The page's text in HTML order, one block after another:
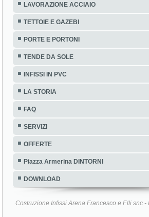
LAVORAZIONE ACCIAIO
TETTOIE E GAZEBI
PORTE E PORTONI
TENDE DA SOLE
INFISSI IN PVC
LA STORIA
FAQ
SERVIZI
OFFERTE
Piazza Armerina DINTORNI
DOWNLOAD
Costruzione Infissi Arena Francesco e F.lli snc -